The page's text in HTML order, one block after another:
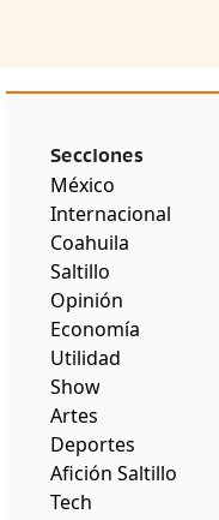
Secciones
México
Internacional
Coahuila
Saltillo
Opinión
Economía
Utilidad
Show
Artes
Deportes
Afición Saltillo
Tech